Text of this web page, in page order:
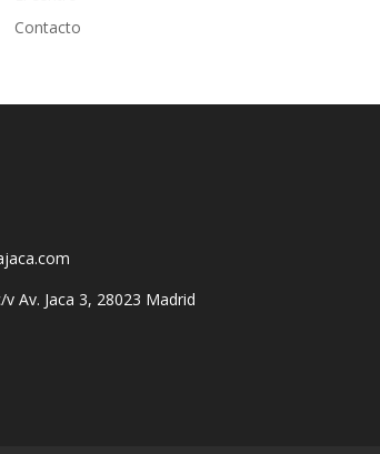
Contacto
Av. Jaca 3, 28023 Madrid